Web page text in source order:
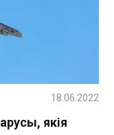
якія
18.06.2022